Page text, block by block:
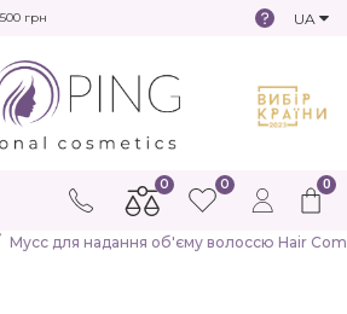
грн UA
0
0 0
Мусс для надання об'єму волоссю Hair